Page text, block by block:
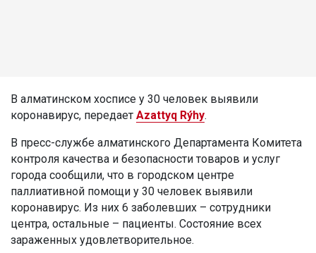
В алматинском хосписе у 30 человек выявили
коронавирус, передает Azattyq Rýhy.
В пресс-службе алматинского Департамента Комитета
контроля качества и безопасности товаров и услуг
города сообщили, что в городском центре
паллиативной помощи у 30 человек выявили
коронавирус. Из них 6 заболевших – сотрудники
центра, остальные – пациенты. Состояние всех
зараженных удовлетворительное.